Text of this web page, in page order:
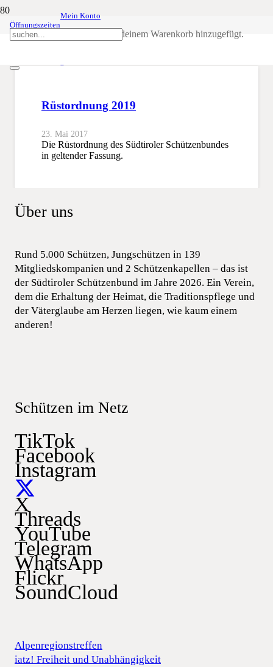
Öffnungszeiten
Mein Konto
wurde deinem Warenkorb hinzugefügt.
Rüstordnung
Rüstordnung 2019
23. Mai 2017
Die Rüstordnung des Südtiroler Schützenbundes
in geltender Fassung.
Über uns
Rund 5.000 Schützen, Jungschützen in 139
Mitgliedskompanien und 2 Schützenkapellen – das ist
der Südtiroler Schützenbund im Jahre 2026. Ein Verein,
dem die Erhaltung der Heimat, die Traditionspflege und
der Väterglaube am Herzen liegen, wie kaum einem
anderen!
Schützen im Netz
TikTok
Facebook
Instagram
X
Threads
YouTube
Telegram
WhatsApp
Flickr
SoundCloud
Alpenregionstreffen
iatz! Freiheit und Unabhängigkeit